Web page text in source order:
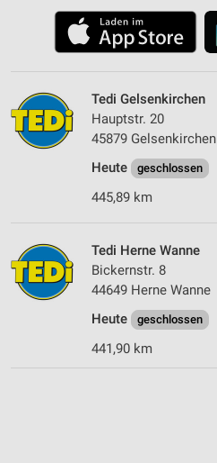
Tedi Gelsenkirchen
Hauptstr. 20
45879 Gelsenkirchen
Heute
geschlossen
445,89 km
Tedi Herne Wanne
Bickernstr. 8
44649 Herne Wanne
Heute
geschlossen
441,90 km